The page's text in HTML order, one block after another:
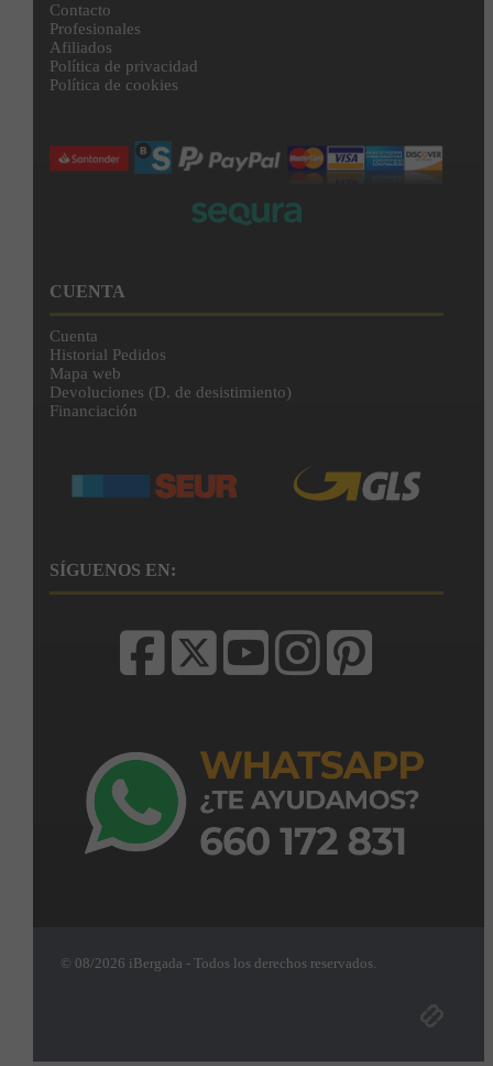
Contacto
Profesionales
Afiliados
Política de privacidad
Política de cookies
CUENTA
Cuenta
Historial Pedidos
Mapa web
Devoluciones (D. de desistimiento)
Financiación
SÍGUENOS EN:
© 08/2026 iBergada - Todos los derechos reservados.